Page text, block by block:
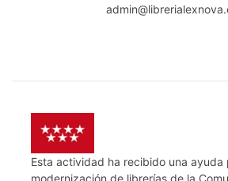
Esta actividad ha recibido una ayuda